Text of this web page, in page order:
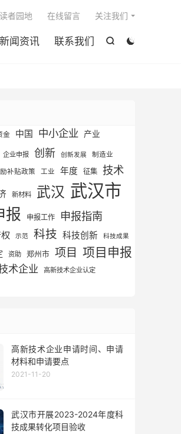


新闻资讯 联系我们
读者园地 在线留言 关注我们
金 中国 中小企业 产业
企业申报 创新 创新发展 制造业
补贴政策 工业 年度 征集 技术
新材料 武汉 武汉市
报 申报工作 申报指南
示范 科技 科技创新 科技成果
资助 郑州市 项目 项目申报
术企业 高新技术企业认定
高新技术企业申请时间、申请
材料和申请要点
2021-11-20
武汉市开展2023-2024年度科
技成果转化项目验收